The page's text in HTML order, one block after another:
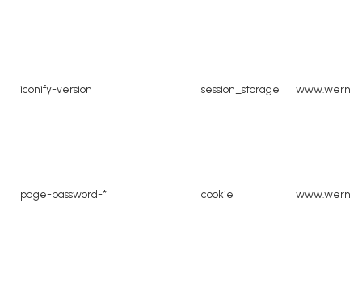
iconify-version session_storage
page-password-* cookie